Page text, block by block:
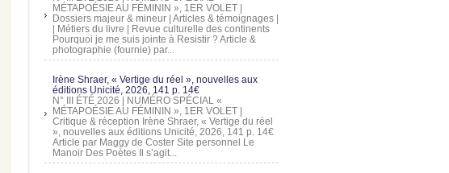
MÉTAPOÉSIE AU FÉMININ », 1ER VOLET |
Dossiers majeur & mineur | Articles & témoignages |
| Métiers du livre | Revue culturelle des continents
Pourquoi je me suis jointe à Resistir ? Article &
photographie (fournie) par...
Irène Shraer, « Vertige du réel », nouvelles aux
éditions Unicité, 2026, 141 p. 14€
N° III ÉTÉ 2026 | NUMÉRO SPÉCIAL «
MÉTAPOÉSIE AU FÉMININ », 1ER VOLET |
Critique & réception Irène Shraer, « Vertige du réel
», nouvelles aux éditions Unicité, 2026, 141 p. 14€
Article par Maggy de Coster Site personnel Le
Manoir Des Poètes Il s’agit...